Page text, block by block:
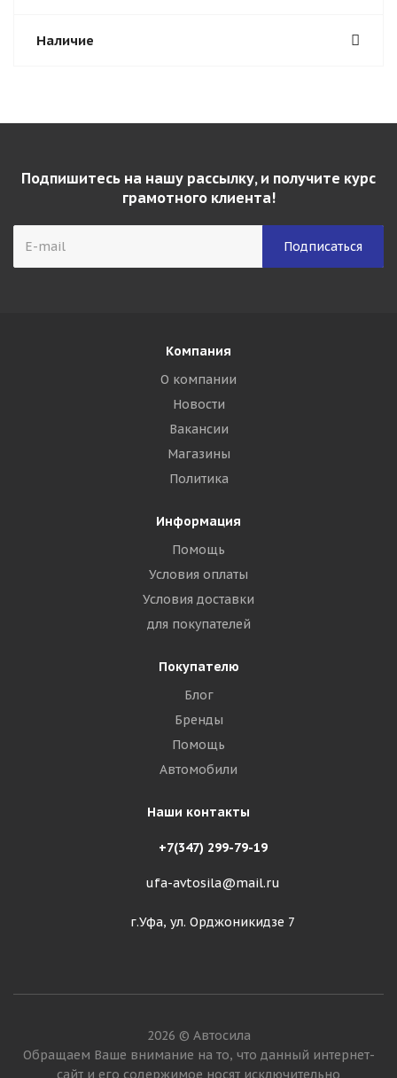
Наличие
Подпишитесь на нашу рассылку, и получите курс
грамотного клиента!
Компания
О компании
Новости
Вакансии
Магазины
Политика
Информация
Помощь
Условия оплаты
Условия доставки
для покупателей
Покупателю
Блог
Бренды
Помощь
Автомобили
Наши контакты
+7(347) 299-79-19
ufa-avtosila@mail.ru
г.Уфа, ул. Орджоникидзе 7
2026 © Автосила
Обращаем Ваше внимание на то, что данный интернет-
сайт и его содержимое носят исключительно